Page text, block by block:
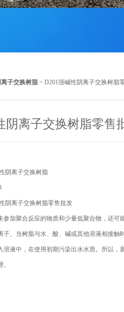
子交换树脂 > D201强碱性阴离子交换树脂
阴离子交换树脂零售
阴离子交换树脂
阴离子交换树脂零售批发
参加聚合反应的物质和少量低聚合物，还可
子。当树脂与水、酸、碱或其他溶液相接触
溶液中，在使用初期污染出水水质。所以，